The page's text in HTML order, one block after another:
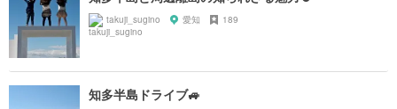
takuji_sugino 愛知 189
知多半島ドライブ🚙